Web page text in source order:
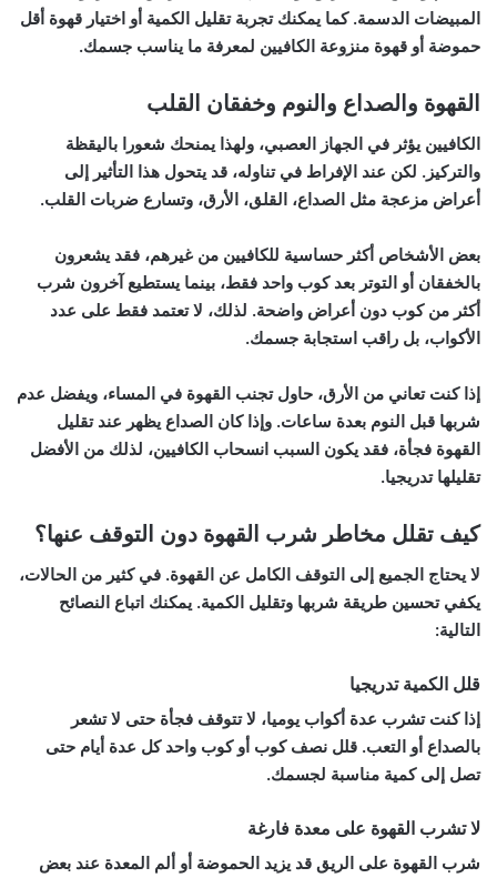
المبيضات الدسمة. كما يمكنك تجربة تقليل الكمية أو اختيار قهوة أقل
حموضة أو قهوة منزوعة الكافيين لمعرفة ما يناسب جسمك.
القهوة والصداع والنوم وخفقان القلب
الكافيين يؤثر في الجهاز العصبي، ولهذا يمنحك شعورا باليقظة
والتركيز. لكن عند الإفراط في تناوله، قد يتحول هذا التأثير إلى
أعراض مزعجة مثل الصداع، القلق، الأرق، وتسارع ضربات القلب.
بعض الأشخاص أكثر حساسية للكافيين من غيرهم، فقد يشعرون
بالخفقان أو التوتر بعد كوب واحد فقط، بينما يستطيع آخرون شرب
أكثر من كوب دون أعراض واضحة. لذلك، لا تعتمد فقط على عدد
الأكواب، بل راقب استجابة جسمك.
إذا كنت تعاني من الأرق، حاول تجنب القهوة في المساء، ويفضل عدم
شربها قبل النوم بعدة ساعات. وإذا كان الصداع يظهر عند تقليل
القهوة فجأة، فقد يكون السبب انسحاب الكافيين، لذلك من الأفضل
تقليلها تدريجيا.
كيف تقلل مخاطر شرب القهوة دون التوقف عنها؟
لا يحتاج الجميع إلى التوقف الكامل عن القهوة. في كثير من الحالات،
يكفي تحسين طريقة شربها وتقليل الكمية. يمكنك اتباع النصائح
التالية:
قلل الكمية تدريجيا
إذا كنت تشرب عدة أكواب يوميا، لا تتوقف فجأة حتى لا تشعر
بالصداع أو التعب. قلل نصف كوب أو كوب واحد كل عدة أيام حتى
تصل إلى كمية مناسبة لجسمك.
لا تشرب القهوة على معدة فارغة
شرب القهوة على الريق قد يزيد الحموضة أو ألم المعدة عند بعض